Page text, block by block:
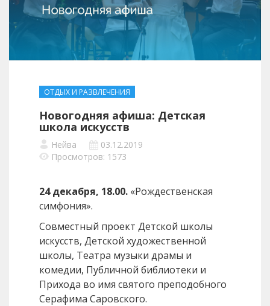
ОТДЫХ И РАЗВЛЕЧЕНИЯ
Новогодняя афиша: Детская
школа искусств
Нейва
03.12.2019
Просмотров: 1573
24 декабря, 18.00. «Рождественская
симфония».
Совместный проект Детской школы
искусств, Детской художественной
школы, Театра музыки драмы и
комедии, Публичной библиотеки и
Прихода во имя святого преподобного
Серафима Саровского.